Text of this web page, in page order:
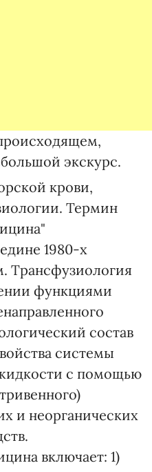
экскурс.
крови,
Термин
1980-х
Трансфузиология
функциями
состав
системы
с помощью
и неорганических
включает: 1)